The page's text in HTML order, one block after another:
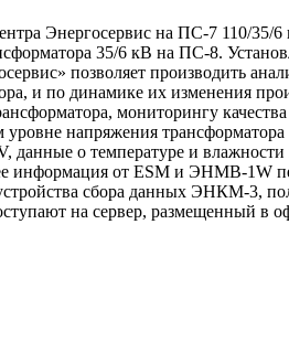
Энергосервис на ПС-7 110/35/6
35/6 кВ на ПС-8.
позволяет производить
и по динамике их изменения
мониторингу
напряжения трансформатора
о температуре и
информация от ESM и ЭНМВ-1W
сбора данных ЭНКМ-3,
на сервер, размещенный в